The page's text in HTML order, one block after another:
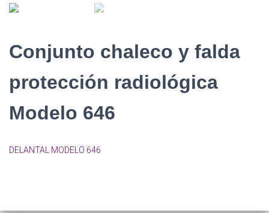
Conjunto chaleco y falda
protección radiológica
Modelo 646
DELANTAL MODELO 646